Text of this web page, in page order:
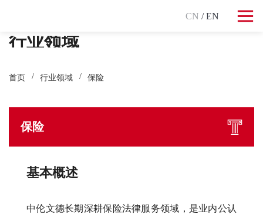
CN / EN
行业领域
首页 行业领域 保险
保险
基本概述
中伦文德长期深耕保险法律服务领域，是业内公认